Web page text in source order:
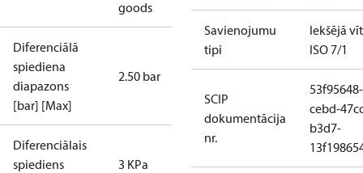
goods
Diferenciālā
spiediena
diapazons
[bar] [Max]
2.50 bar
Diferenciālais
spiediens
3 KPa
Savienojumu
tipi
Iekšējā
ISO 7/1
SCIP
dokumentācija
nr.
53f95648-
cebd-
b3d7-